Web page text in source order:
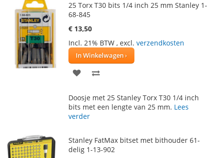
25 Torx T30 bits 1/4 inch 25 mm Stanley 1-
68-845
€ 13,50
Incl. 21% BTW , excl. verzendkosten
In Winkelwagen
VOEG
AAN TE
Doosje met 25 Stanley Torx T30 1/4 inch
bits met een lengte van 25 mm. Lees
verder
Stanley FatMax bitset met bithouder 61-
delig 1-13-902